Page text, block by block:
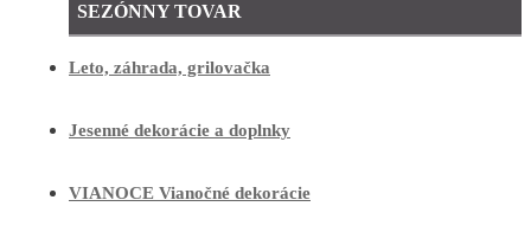
SEZÓNNY TOVAR
Leto, záhrada, grilovačka
Jesenné dekorácie a doplnky
VIANOCE Vianočné dekorácie